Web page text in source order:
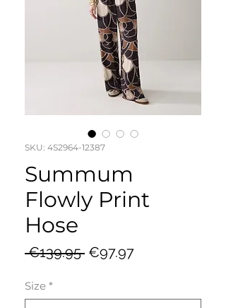
SKU: 4S2964-12387
Summum
Flowly Print
Hose
€139.95 Regular
€97.97Sale
Size *